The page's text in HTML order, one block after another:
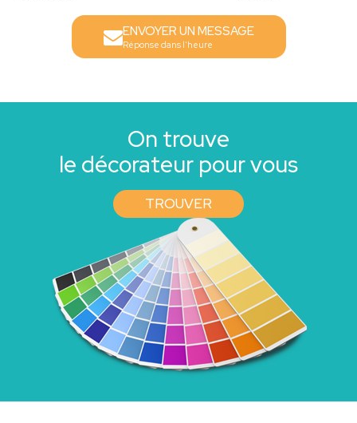
ENVOYER UN MESSAGE
Réponse dans l'heure
On trouve
le décorateur pour vous
TROUVER